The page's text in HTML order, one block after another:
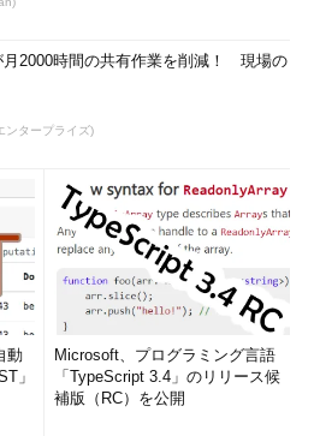
月2000時間の共有作業を削減！ 現場の
ンタープライズ)
動
」
Microsoft、プログラミング言語
「TypeScript 3.4」のリリース候
補版（RC）を公開